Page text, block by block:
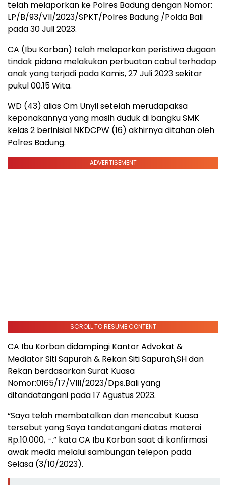
telah melaporkan ke Polres Badung dengan Nomor:
LP/B/93/VII/2023/SPKT/Polres Badung /Polda Bali
pada 30 Juli 2023.
CA (Ibu Korban) telah melaporkan peristiwa dugaan
tindak pidana melakukan perbuatan cabul terhadap
anak yang terjadi pada Kamis, 27 Juli 2023 sekitar
pukul 00.15 Wita.
WD (43) alias Om Unyil setelah merudapaksa
keponakannya yang masih duduk di bangku SMK
kelas 2 berinisial NKDCPW (16) akhirnya ditahan oleh
Polres Badung.
ADVERTISEMENT
SCROLL TO RESUME CONTENT
CA Ibu Korban didampingi Kantor Advokat &
Mediator Siti Sapurah & Rekan Siti Sapurah,SH dan
Rekan berdasarkan Surat Kuasa
Nomor:0165/17/VIII/2023/Dps.Bali yang
ditandatangani pada 17 Agustus 2023.
“Saya telah membatalkan dan mencabut Kuasa
tersebut yang Saya tandatangani diatas materai
Rp.10.000, -.” kata CA Ibu Korban saat di konfirmasi
awak media melalui sambungan telepon pada
Selasa (3/10/2023).